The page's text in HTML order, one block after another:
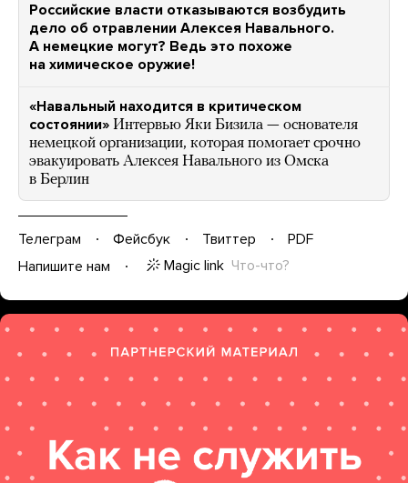
Российские власти отказываются возбудить
дело об отравлении Алексея Навального.
А немецкие могут? Ведь это похоже
на химическое оружие!
«Навальный находится в критическом
состоянии» Интервью Яки Бизила — основателя
немецкой организации, которая помогает срочно
эвакуировать Алексея Навального из Омска
в Берлин
Телеграм Фейсбук Твиттер
PDF
Напишите нам
Magic link Что-что?